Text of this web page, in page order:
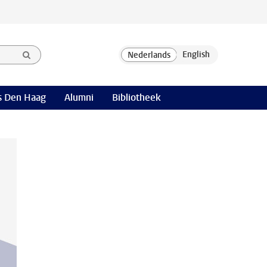
Den Haag Alumni Bibliotheek